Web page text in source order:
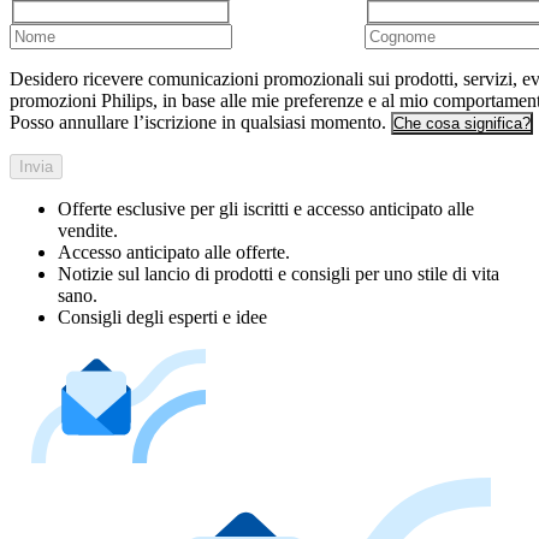
Desidero ricevere comunicazioni promozionali sui prodotti, servizi,
promozioni Philips, in base alle mie preferenze e al mio
Posso annullare l’iscrizione in qualsiasi momento. Che cosa significa?
Invia
Offerte esclusive per gli iscritti e accesso anticipato alle
vendite.
Accesso anticipato alle offerte.
Notizie sul lancio di prodotti e consigli per uno stile di vita
sano.
Consigli degli esperti e idee